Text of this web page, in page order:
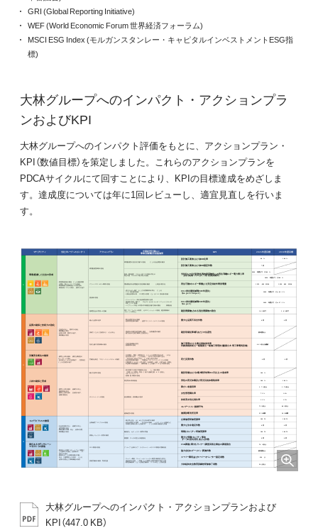
GRI (Global Reporting Initiative)
WEF (World Economic Forum 世界経済フォーラム)
MSCI ESG Index (モルガンスタンレー・キャピタルインベストメントESG指
標)
大林グループへのインパクト・アクションプラ
ンおよびKPI
大林グループへのインパクト評価をもとに、アクションプラン・
KPI（数値目標）を策定しました。これらのアクションプランを
PDCAサイクルにて回すことにより、KPIの目標達成をめざしま
す。達成度については年に1回レビューし、適宜見直しを行いま
す。
大林グループへのインパクト・アクションプランおよび
KPI（447.0 KB）